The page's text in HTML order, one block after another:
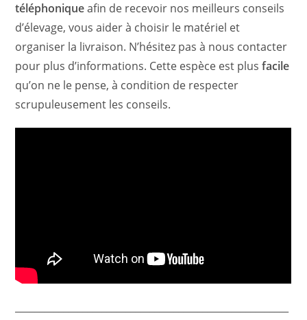
téléphoniqueafin de recevoir nos meilleurs conseils
d’élevage, vous aider à choisir le matériel et
organiser la livraison. N’hésitez pas à nous contacter
pour plus d’informations. Cette espèce est plusfacile
qu’on ne le pense, à condition de respecter
scrupuleusement les conseils.